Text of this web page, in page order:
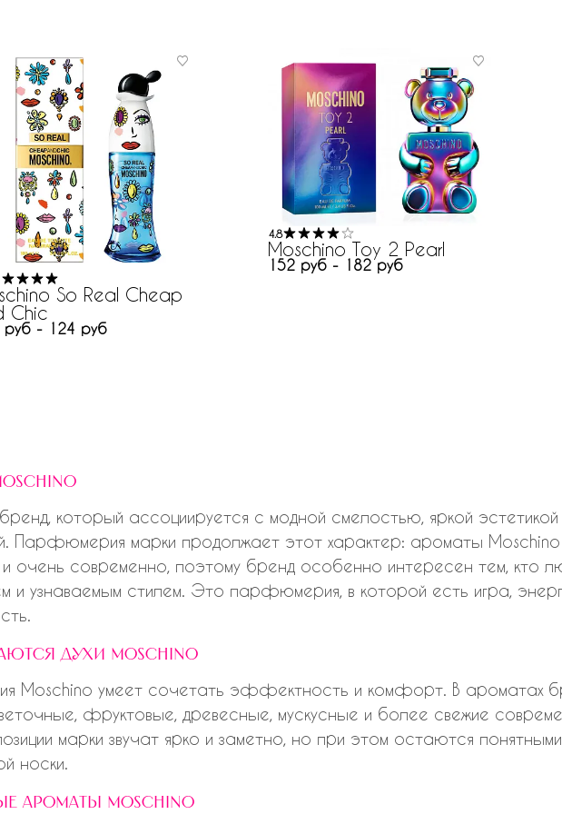
So Real Cheap
Chic
руб - 124 руб
4.8
Moschino Toy 2 Pearl
152 руб - 182 руб
который ассоциируется с модной смелостью, яркой эстетикой
Парфюмерия марки продолжает этот характер: ароматы Moschino
современно, поэтому бренд особенно интересен тем, кто
и узнаваемым стилем. Это парфюмерия, в которой есть игра,
духи moschino
Moschino умеет сочетать эффектность и комфорт. В ароматах
фруктовые, древесные, мускусные и более свежие
марки звучат ярко и заметно, но при этом остаются
носки.
ароматы moschino